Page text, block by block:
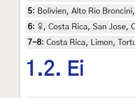
5: Bolivien, Alto Rio
6: ♀, Costa Rica, San Jose,
7-8: Costa Rica, Limon,
1.2. Ei